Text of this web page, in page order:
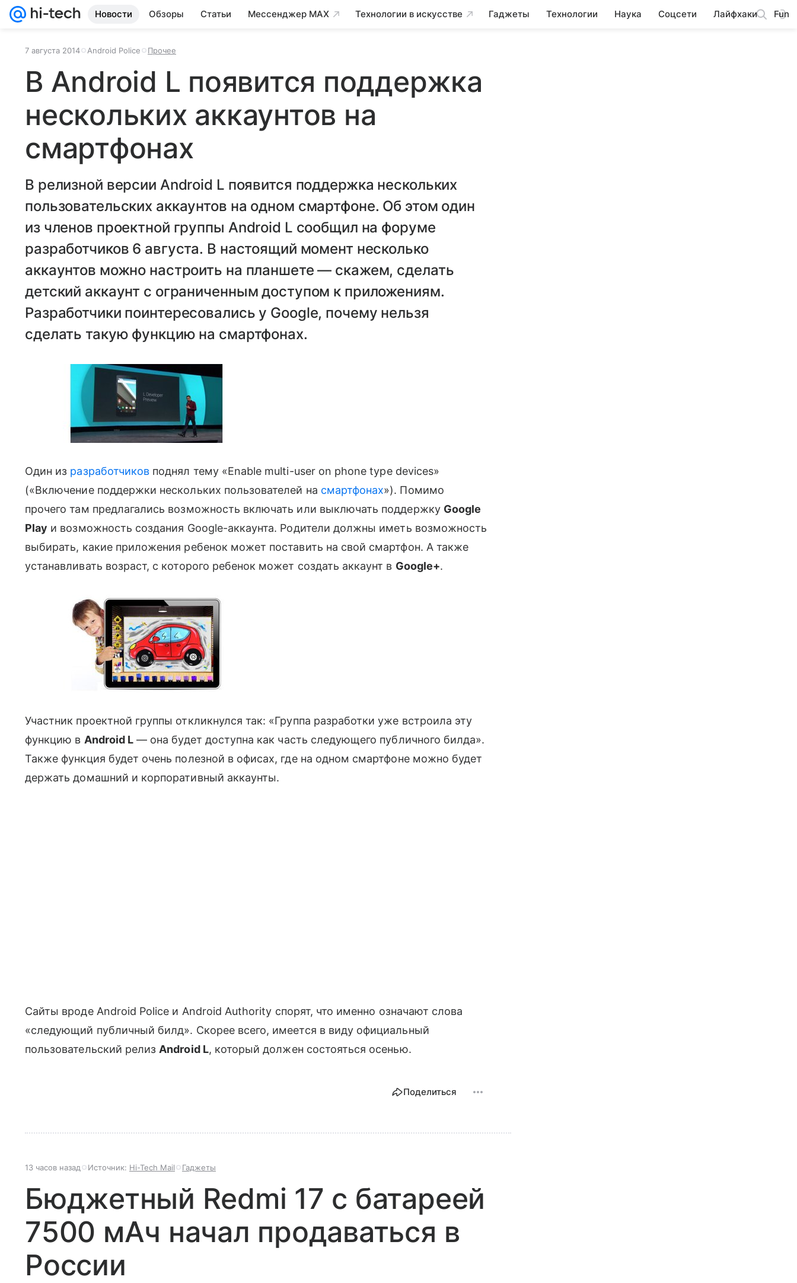
Новости Обзоры Статьи Мессенджер MAX Технологии в искусстве Гаджеты Технологии Наука Соцсети Лайфхаки Fun
7 августа 2014 Android Police Прочее
В Android L появится поддержка
нескольких аккаунтов на
смартфонах
В релизной версии Android L появится поддержка нескольких
пользовательских аккаунтов на одном смартфоне. Об этом один
из членов проектной группы Android L сообщил на форуме
разработчиков 6 августа. В настоящий момент несколько
аккаунтов можно настроить на планшете — скажем, сделать
детский аккаунт с ограниченным доступом к приложениям.
Разработчики поинтересовались у Google, почему нельзя
сделать такую функцию на смартфонах.
Один из разработчиков поднял тему «Enable multi-user on phone type devices»
(«Включение поддержки нескольких пользователей на смартфонах»). Помимо
прочего там предлагались возможность включать или выключать поддержку Google
Play и возможность создания Google-аккаунта. Родители должны иметь возможность
выбирать, какие приложения ребенок может поставить на свой смартфон. А также
устанавливать возраст, с которого ребенок может создать аккаунт в Google+.
Участник проектной группы откликнулся так: «Группа разработки уже встроила эту
функцию в Android L — она будет доступна как часть следующего публичного билда».
Также функция будет очень полезной в офисах, где на одном смартфоне можно будет
держать домашний и корпоративный аккаунты.
Сайты вроде Android Police и Android Authority спорят, что именно означают слова
«следующий публичный билд». Скорее всего, имеется в виду официальный
пользовательский релиз Android L, который должен состояться осенью.
Поделиться
13 часов назад Источник: Hi-Tech Mail Гаджеты
Бюджетный Redmi 17 с батареей
7500 мАч начал продаваться в
России